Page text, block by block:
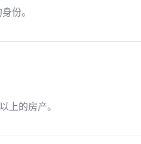
份。
上的房产。